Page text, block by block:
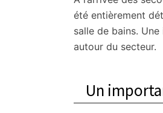
été entièrement
salle de bains.
autour du secteur.
Un